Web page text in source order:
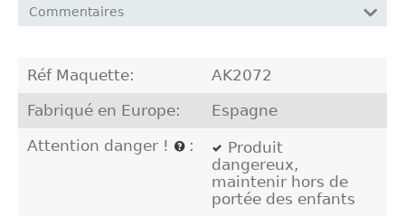
Commentaires
Réf Maquette: AK2072
Fabriqué en Europe: Espagne
Attention danger ! :
Produit
dangereux,
maintenir hors de
portée des enfants